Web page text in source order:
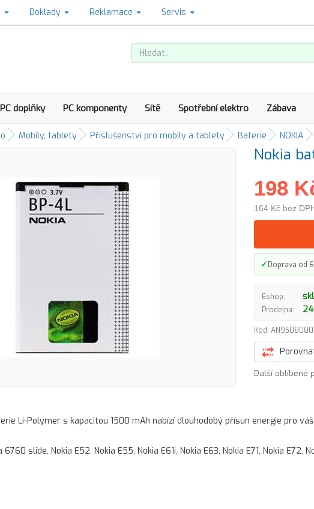
Doklady Reklamace Servis
PC doplňky PC komponenty Sítě Spotřební elektro Zábava
Mobily, tablety Příslušenství pro mobily a tablety Baterie NOKIA
Nokia
198
164 Kč bez
✓Doprava od
Eshop:
Prodejna:
Kód:
Další oblíbené
Li-Polymer s kapacitou 1500 mAh nabízí dlouhodobý přísun energie pro
slide, Nokia E52, Nokia E55, Nokia E61i, Nokia E63, Nokia E71, Nokia E72,